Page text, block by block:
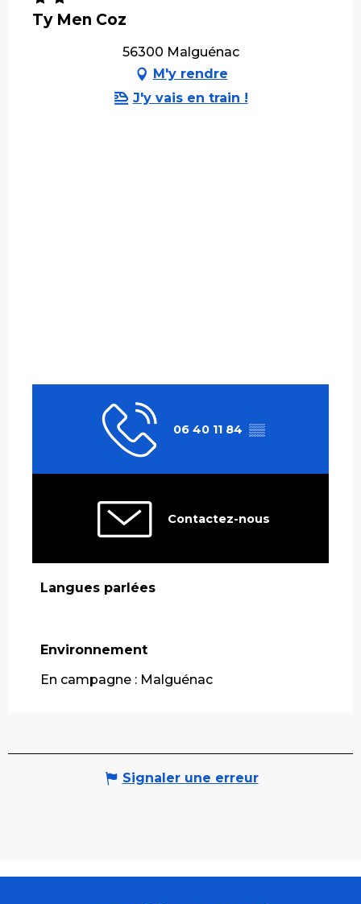
Ty Men Coz
56300 Malguénac
M'y rendre
J'y vais en train !
06 40 11 84 ▒▒
Contactez-nous
Langues parlées
Langues parlées
Environnement
Environnement
En campagne : Malguénac
Signaler une erreur